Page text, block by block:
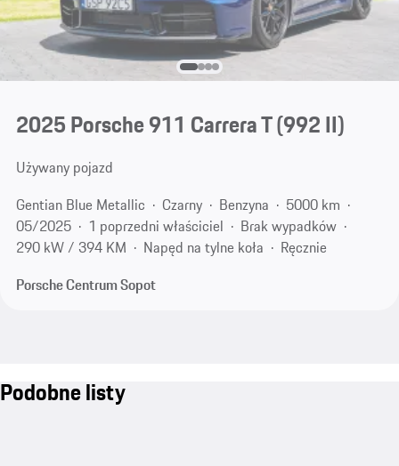
2025 Porsche 911 Carrera T(992 II)
Używany pojazd
Gentian Blue Metallic
Czarny Benzyna
5000 km
05/2025
1 poprzedni właściciel
Brak wypadków
290 kW / 394 KM
Napęd na tylne koła
Ręcznie
Porsche Centrum Sopot
Podobne listy